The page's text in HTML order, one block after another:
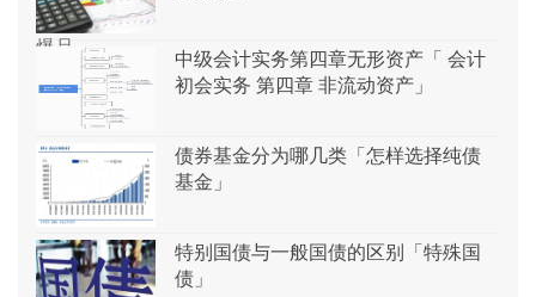
中级会计实务第四章无形资产「 会计
初会实务 第四章 非流动资产」
债券基金分为哪几类「怎样选择纯债
基金」
特别国债与一般国债的区别「特殊国
债」